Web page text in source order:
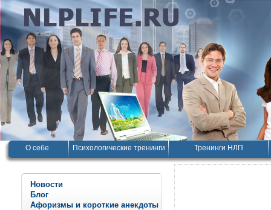
О себе Психологические тренинги Тренинги НЛП
Новости
Блог
Афоризмы и короткие анекдоты